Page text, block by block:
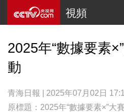
視頻
2025年“數據要素
動
青海日報 | 2025年07月02日
原標題：2025年“數據要素×”大